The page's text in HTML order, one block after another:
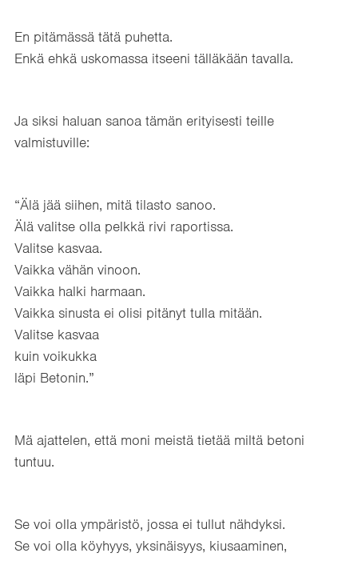
En pitämässä tätä puhetta.
Enkä ehkä uskomassa itseeni tälläkään tavalla.
Ja siksi haluan sanoa tämän erityisesti teille
valmistuville:
“Älä jää siihen, mitä tilasto sanoo.
Älä valitse olla pelkkä rivi raportissa.
Valitse kasvaa.
Vaikka vähän vinoon.
Vaikka halki harmaan.
Vaikka sinusta ei olisi pitänyt tulla mitään.
Valitse kasvaa
kuin voikukka
läpi Betonin.”
Mä ajattelen, että moni meistä tietää miltä betoni
tuntuu.
Se voi olla ympäristö, jossa ei tullut nähdyksi.
Se voi olla köyhyys, yksinäisyys, kiusaaminen,